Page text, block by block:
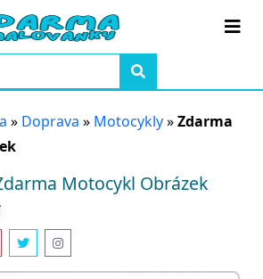
» Doprava » Motocykly»Zdarma
Motocykl Obrázek